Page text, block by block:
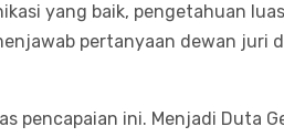
yang baik, pengetahuan
pertanyaan dewan juri
pencapaian ini. Menjadi Duta